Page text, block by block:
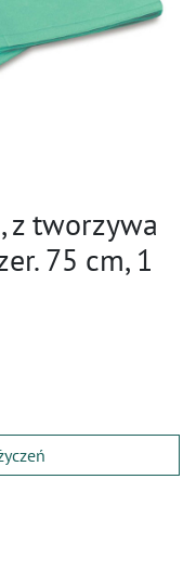
z tworzywa
75 cm, 1